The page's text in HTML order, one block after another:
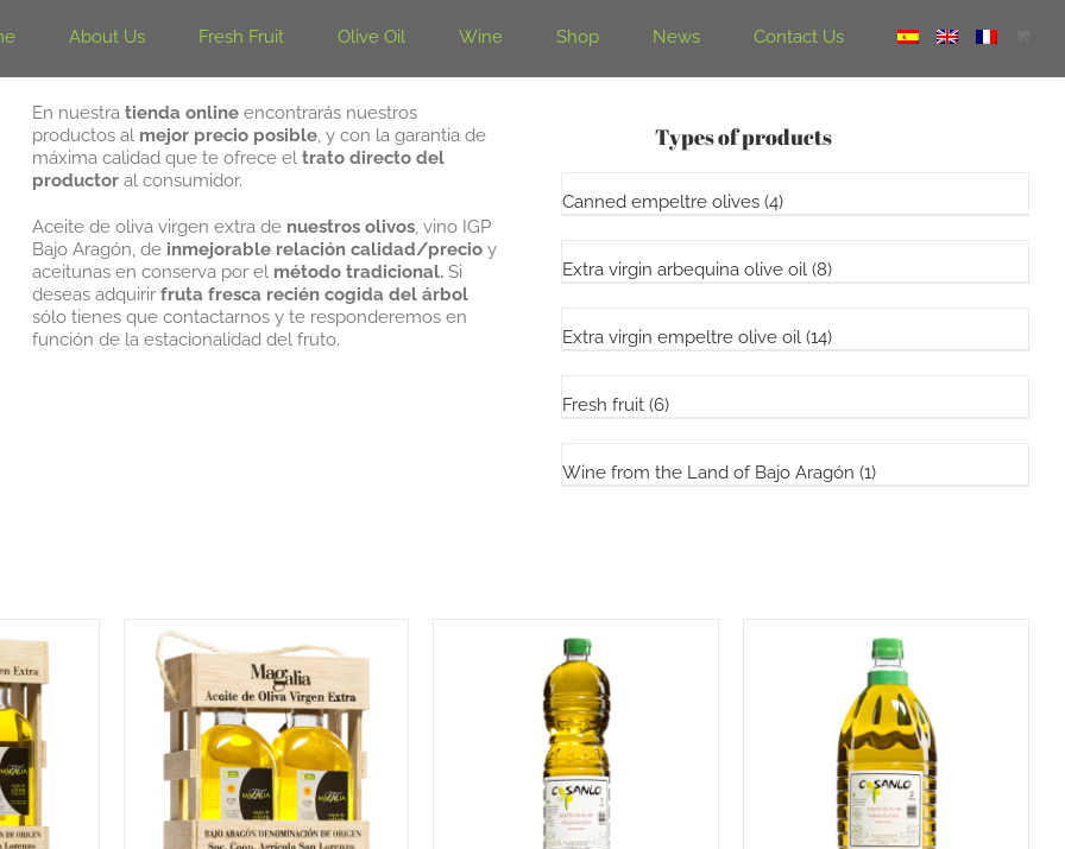
About Us Fresh Fruit Olive Oil Wine Shop News Contact Us
En nuestratienda online encontrarás nuestros
productos al mejor precio posible, y con la garantia de
máxima calidad que te ofrece eltrato directo del
productor al consumidor.
Aceite de oliva virgen extra de nuestros olivos, vino IGP
Bajo Aragón, de inmejorable relación calidad/precioy
aceitunas en conserva por el método tradicional.Si
deseas adquirirfruta fresca recién cogida del árbol
sólo tienes que contactarnos y te responderemos en
función de la estacionalidad del fruto.
Types of products
Canned empeltre olives(4)
Extra virgin arbequina olive oil(8)
Extra virgin empeltre olive oil(14)
Fresh fruit(6)
Wine from the Land of Bajo Aragón(1)